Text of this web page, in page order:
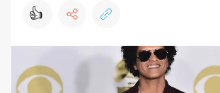
👍